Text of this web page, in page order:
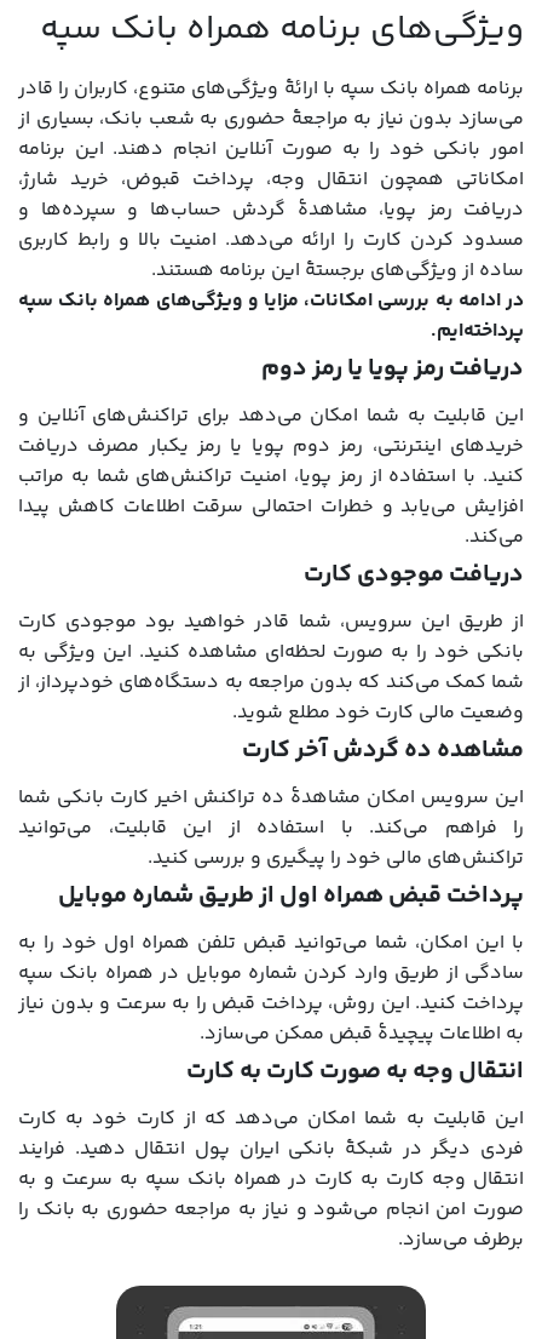
ویژگی‌های برنامه همراه بانک سپه
برنامه همراه بانک سپه با ارائۀ ویژگی‌های متنوع، کاربران را قادر
می‌سازد بدون نیاز به مراجعۀ حضوری به شعب بانک، بسیاری از
امور بانکی خود را به صورت آنلاین انجام دهند. این برنامه
امکاناتی همچون انتقال وجه، پرداخت قبوض، خرید شارژ،
دریافت رمز پویا، مشاهدۀ گردش حساب‌ها و سپرده‌ها و
مسدود کردن کارت را ارائه می‌دهد. امنیت بالا و رابط کاربری
ساده از ویژگی‌های برجستۀ این برنامه هستند.
در ادامه به بررسی امکانات، مزایا و ویژگی‌های همراه بانک سپه
پرداخته‌ایم.
دریافت رمز پویا یا رمز دوم
این قابلیت به شما امکان می‌دهد برای تراکنش‌های آنلاین و
خریدهای اینترنتی، رمز دوم پویا یا رمز یکبار مصرف دریافت
کنید. با استفاده از رمز پویا، امنیت تراکنش‌های شما به مراتب
افزایش می‌یابد و خطرات احتمالی سرقت اطلاعات کاهش پیدا
می‌کند.
دریافت موجودی کارت
از طریق این سرویس، شما قادر خواهید بود موجودی کارت
بانکی خود را به صورت لحظه‌ای مشاهده کنید. این ویژگی به
شما کمک می‌کند که بدون مراجعه به دستگاه‌های خودپرداز، از
وضعیت مالی کارت خود مطلع شوید.
مشاهده ده گردش آخر کارت
این سرویس امکان مشاهدۀ ده تراکنش اخیر کارت بانکی شما
را فراهم می‌کند. با استفاده از این قابلیت، می‌توانید
تراکنش‌های مالی خود را پیگیری و بررسی کنید.
پرداخت قبض همراه اول از طریق شماره موبایل
با این امکان، شما می‌توانید قبض تلفن همراه اول خود را به
سادگی از طریق وارد کردن شماره موبایل در همراه بانک سپه
پرداخت کنید. این روش، پرداخت قبض را به سرعت و بدون نیاز
به اطلاعات پیچیدۀ قبض ممکن می‌سازد.
انتقال وجه به صورت کارت به کارت
این قابلیت به شما امکان می‌دهد که از کارت خود به کارت
فردی دیگر در شبکۀ بانکی ایران پول انتقال دهید. فرایند
انتقال وجه کارت به کارت در همراه بانک سپه به سرعت و به
صورت امن انجام می‌شود و نیاز به مراجعه حضوری به بانک را
برطرف می‌سازد.